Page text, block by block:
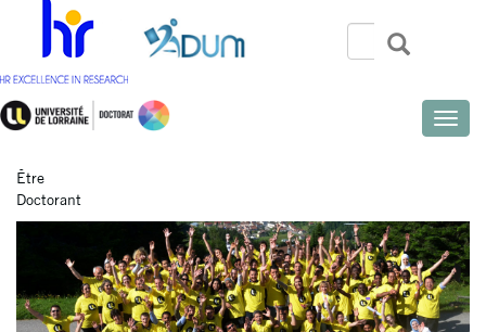
contenu
principal
Search
Rechercher
Toggle
Être
Doctorant